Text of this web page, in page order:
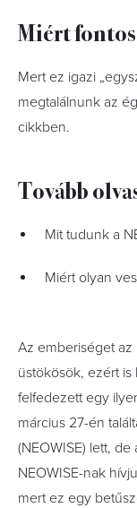
Miért fontos
Mert ez igazi
megtalálnunk az
cikkben.
Tovább
Mit tudunk a
Miért olyan
Az emberiséget
üstökösök, ezért is
felfedezett egy
március 27-én
(NEOWISE) lett,
NEOWISE-nak
mert ez egy